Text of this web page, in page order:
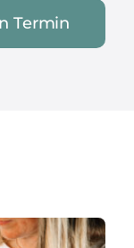
Termin